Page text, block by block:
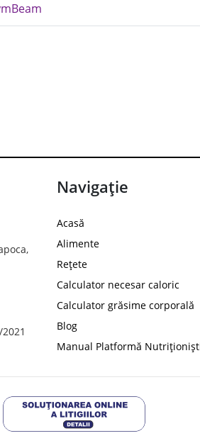
Navigație
Acasă
Alimente
Rețete
Calculator necesar caloric
Calculator grăsime corporală
Blog
Manual Platformă